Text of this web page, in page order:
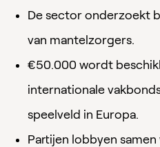
De sector onderzoekt
van mantelzorgers.
€50.000 wordt
internationale
speelveld in Europa.
Partijen lobbyen